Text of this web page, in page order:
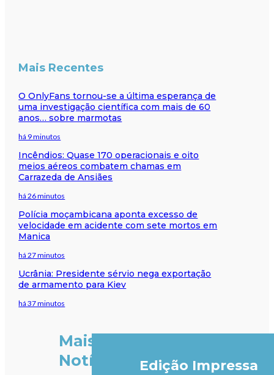
Mais Recentes
O OnlyFans tornou-se a última esperança de
uma investigação científica com mais de 60
anos… sobre marmotas
há 9 minutos
Incêndios: Quase 170 operacionais e oito
meios aéreos combatem chamas em
Carrazeda de Ansiães
há 26 minutos
Polícia moçambicana aponta excesso de
velocidade em acidente com sete mortos em
Manica
há 27 minutos
Ucrânia: Presidente sérvio nega exportação
de armamento para Kiev
há 37 minutos
Mais
Notícias
Edição Impressa